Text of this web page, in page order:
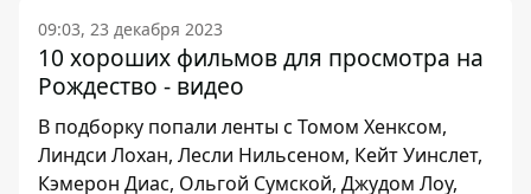
09:03, 23 декабря 2023
10 хороших фильмов для просмотра на
Рождество - видео
В подборку попали ленты с Томом Хенксом,
Линдси Лохан, Лесли Нильсеном, Кейт Уинслет,
Кэмерон Диас, Ольгой Сумской, Джудом Лоу,